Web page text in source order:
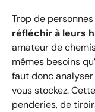
Trop de personnes
réfléchir à leurs
amateur de
mêmes besoins
faut donc
vous stockez.
penderies, de